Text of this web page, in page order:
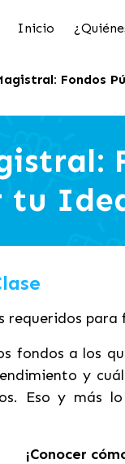
Inicio
Fondos
tu
requeridos
fondos a los
y
Eso y más
¡Conocer